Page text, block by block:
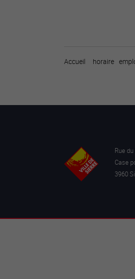
Accueil horaire
Rue
Case
3960